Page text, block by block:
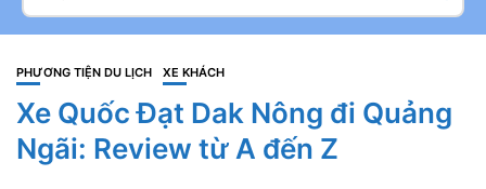
PHƯƠNG TIỆN DU LỊCH XE KHÁCH
Xe Quốc Đạt Dak Nông đi Quảng
Ngãi: Review từ A đến Z